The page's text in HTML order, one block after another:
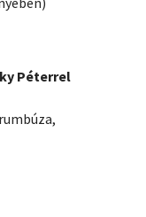
Péterrel